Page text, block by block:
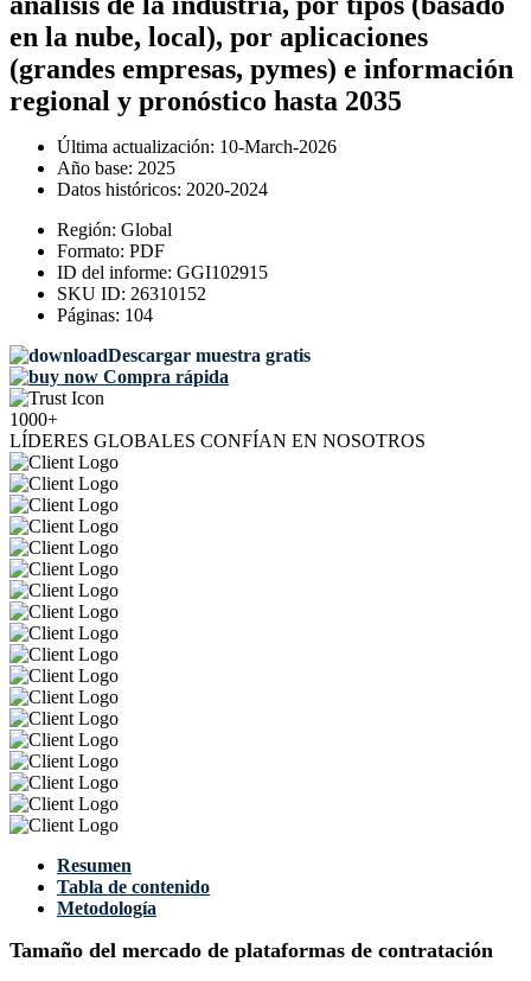
en la nube, local), por aplicaciones
(grandes empresas, pymes) e información
regional y pronóstico hasta 2035
Última actualización: 10-March-2026
Año base: 2025
Datos históricos: 2020-2024
Región: Global
Formato: PDF
ID del informe: GGI102915
SKU ID: 26310152
Páginas: 104
Descargar muestra gratis
Compra rápida
1000+
LÍDERES GLOBALES CONFÍAN EN NOSOTROS
Resumen
Tabla de contenido
Metodología
Tamaño del mercado de plataformas de contratación